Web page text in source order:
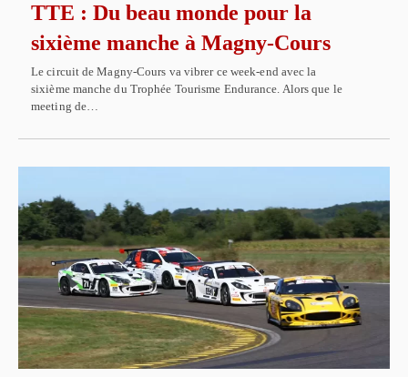
TTE : Du beau monde pour la
sixième manche à Magny-Cours
Le circuit de Magny-Cours va vibrer ce week-end avec la
sixième manche du Trophée Tourisme Endurance. Alors que le
meeting de…